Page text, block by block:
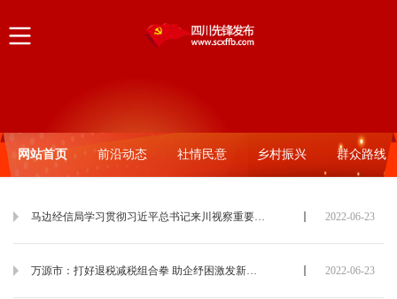
网站首页 前沿动态 社情民意 乡村振兴 群众路线
马边经信局学习贯彻习近平总书记来川视察重要指示精神和省第十二次党代会精神 2022-06-23
万源市：打好退税减税组合拳 助企纾困激发新活力 2022-06-23